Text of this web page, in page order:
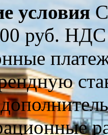
условия
руб. НДС